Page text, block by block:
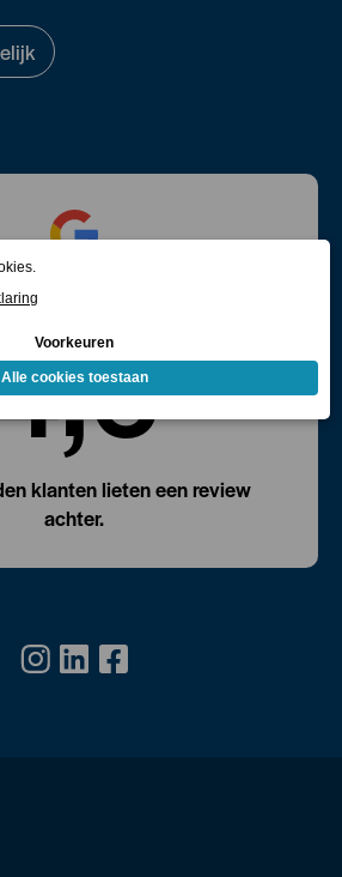
Google reviews
★
klanten lieten een review
achter.